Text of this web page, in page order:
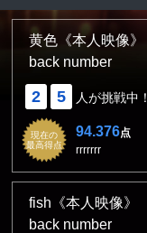
黄色《本人映像》
back number
2 5 人が挑戦中！
現在の
最高得点
94.376点
rrrrrrr
fish《本人映像》
back number